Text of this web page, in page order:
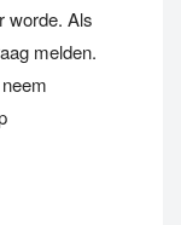
worde. Als
melden.